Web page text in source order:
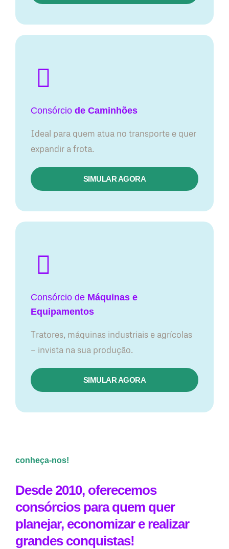
Consórcio de Caminhões
Ideal para quem atua no transporte e quer
expandir a frota.
SIMULAR AGORA
Consórcio de Máquinas e
Equipamentos
Tratores, máquinas industriais e agrícolas
— invista na sua produção.
SIMULAR AGORA
conheça-nos!
Desde 2010, oferecemos
consórcios para quem quer
planejar, economizar e realizar
grandes conquistas!